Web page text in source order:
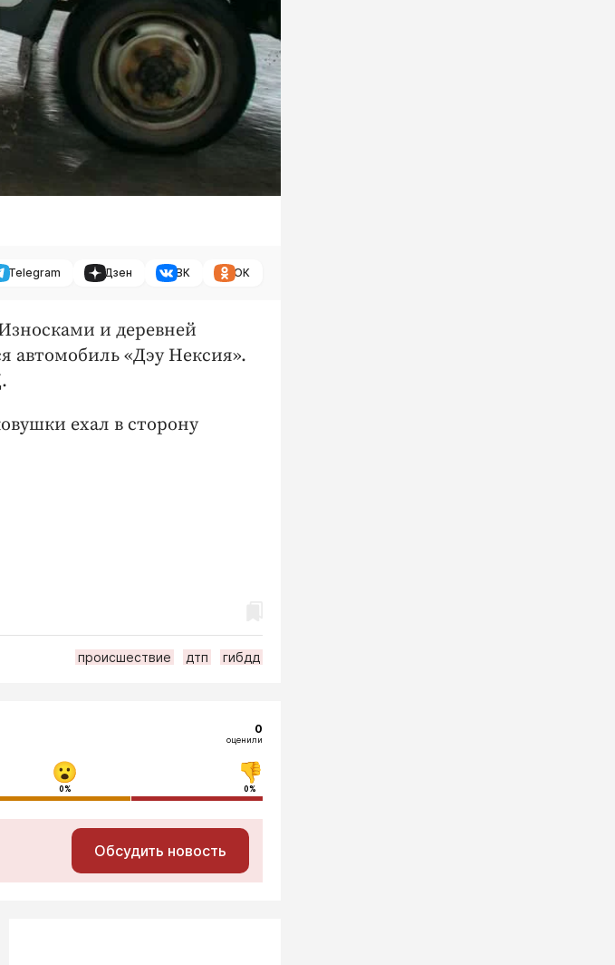
Telegram Дзен ВК ОК
и деревней
автомобиль «Дэу Нексия».
ехал в сторону
происшествие дтп гибдд
0
оценили
0% 0%
Обсудить новость